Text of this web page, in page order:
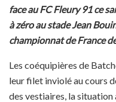
face au FC Fleury 91 ce
à zéro au stade Jean
championnat de France
Les coéquipières de
leur filet inviolé au cours
des vestiaires, la